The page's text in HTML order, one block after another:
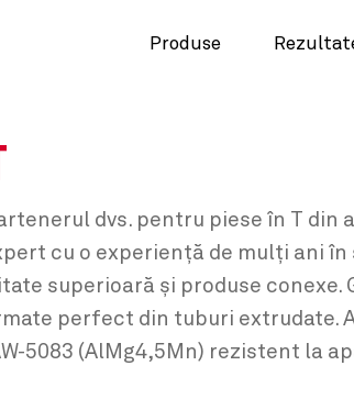
Produse
dvs. pentru piese în T
cu o experiență de mulți ani
superioară și produse conexe.
perfect din tuburi extrudate.
5083 (AlMg4,5Mn) rezistent la